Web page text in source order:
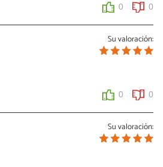
0 0
Su valoración:
0 0
Su valoración: